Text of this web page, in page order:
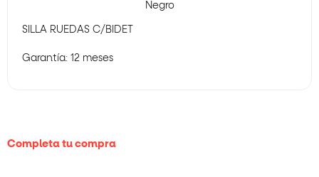
Negro
SILLA RUEDAS C/BIDET
Garantía: 12 meses
Completa tu compra